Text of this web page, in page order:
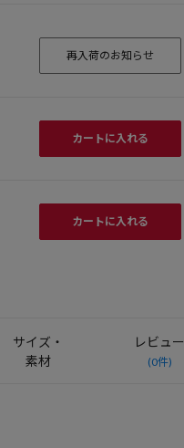
再入荷のお知らせ
カートに入れる
カートに入れる
サイズ・
素材
レビュー
(0件)